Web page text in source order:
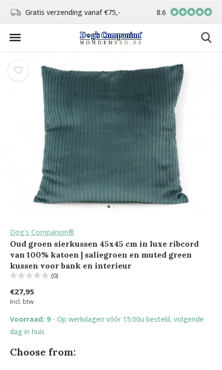
Gratis verzending vanaf €75,- In eigen atelier
8.6
Dog's Companion®
Oud groen sierkussen 45x45 cm in luxe ribcord
van 100% katoen | saliegroen en muted green
kussen voor bank en interieur
(0)
€27,95
Incl. btw
Voorraad: 9 - Op werkdagen vóór 15:00u besteld, volgende
dag in huis
Choose from: